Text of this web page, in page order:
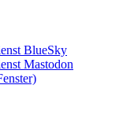
BlueSky
Mastodon